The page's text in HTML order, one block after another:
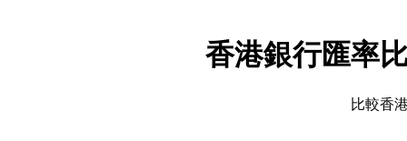
香港銀行匯率
比較香